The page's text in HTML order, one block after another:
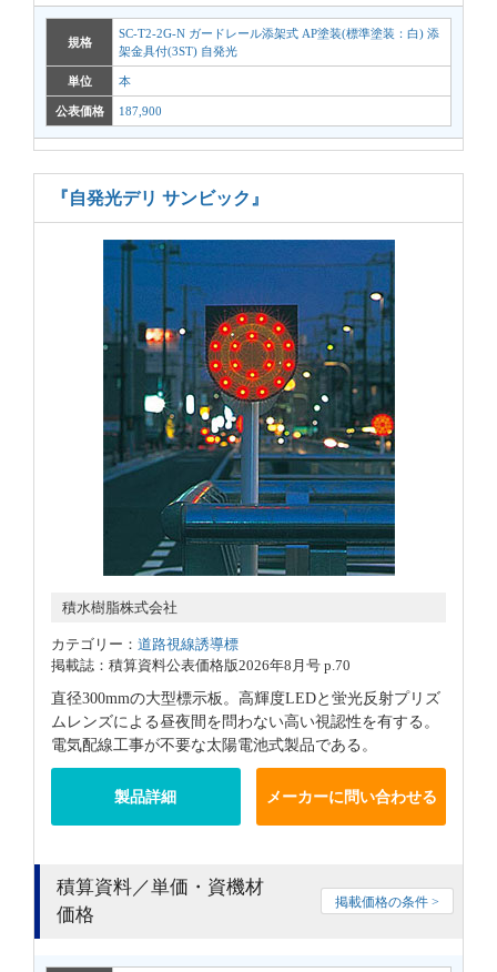
規格
SC-T2-2G-N ガードレール添架式 AP塗装(標準塗装：白) 添
架金具付(3ST) 自発光
単位 本
公表価格 187,900
『自発光デリ サンビック』
積水樹脂株式会社
カテゴリー： 道路視線誘導標
掲載誌：積算資料公表価格版2026年8月号 p.70
直径300mmの大型標示板。高輝度LEDと蛍光反射プリズ
ムレンズによる昼夜間を問わない高い視認性を有する。
電気配線工事が不要な太陽電池式製品である。
製品詳細 メーカーに問い合わせる
積算資料／単価・資機材
価格
掲載価格の条件 >